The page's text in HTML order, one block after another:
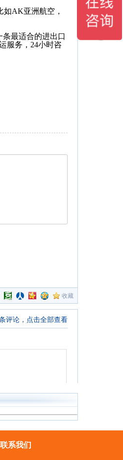
AK亚洲航空，
最适合的进出口
服务，24小时咨
收藏
联系我们